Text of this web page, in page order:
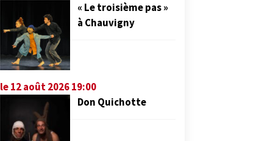
« Le troisième pas »
à Chauvigny
le 12 août 2026 19:00
Don Quichotte